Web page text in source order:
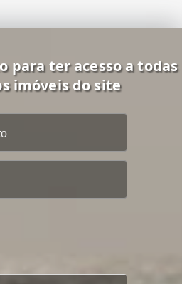
para ter acesso a todas
imóveis do site